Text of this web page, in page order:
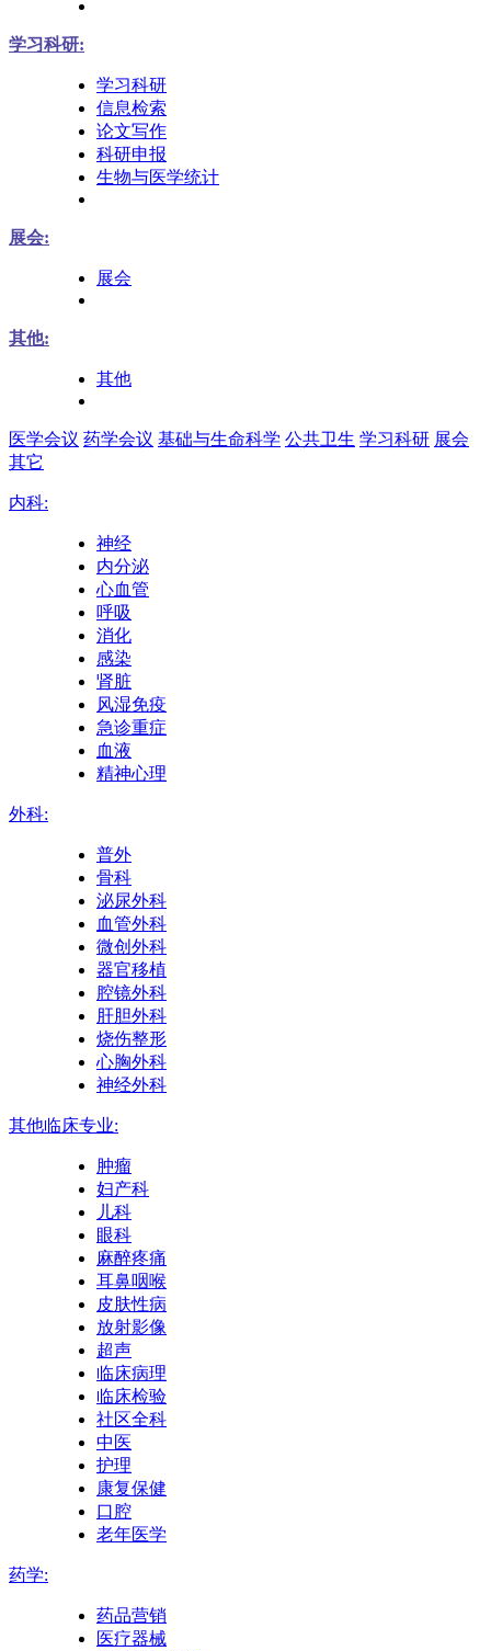
学习科研:
学习科研
信息检索
论文写作
科研申报
生物与医学统计
展会:
展会
其他:
其他
医学会议 药学会议 基础与生命科学 公共卫生 学习科研 展会
其它
内科:
神经
内分泌
心血管
呼吸
消化
感染
肾脏
风湿免疫
急诊重症
血液
精神心理
外科:
普外
骨科
泌尿外科
血管外科
微创外科
器官移植
腔镜外科
肝胆外科
烧伤整形
心胸外科
神经外科
其他临床专业:
肿瘤
妇产科
儿科
眼科
麻醉疼痛
耳鼻咽喉
皮肤性病
放射影像
超声
临床病理
临床检验
社区全科
中医
护理
康复保健
口腔
老年医学
药学:
药品营销
医疗器械